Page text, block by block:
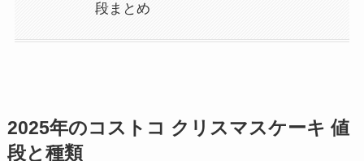
段まとめ
2025年のコストコ クリスマスケーキ 値
段と種類